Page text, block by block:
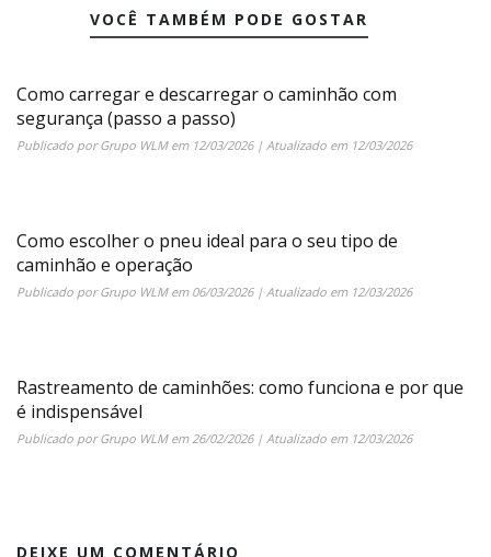
VOCÊ TAMBÉM PODE GOSTAR
Como carregar e descarregar o caminhão com
segurança (passo a passo)
Publicado porGrupo WLMem 12/03/2026| Atualizado em 12/03/2026
Como escolher o pneu ideal para o seu tipo de
caminhão e operação
Publicado porGrupo WLMem 06/03/2026| Atualizado em 12/03/2026
Rastreamento de caminhões: como funciona e por que
é indispensável
Publicado porGrupo WLMem26/02/2026| Atualizado em 12/03/2026
DEIXE UM COMENTÁRIO